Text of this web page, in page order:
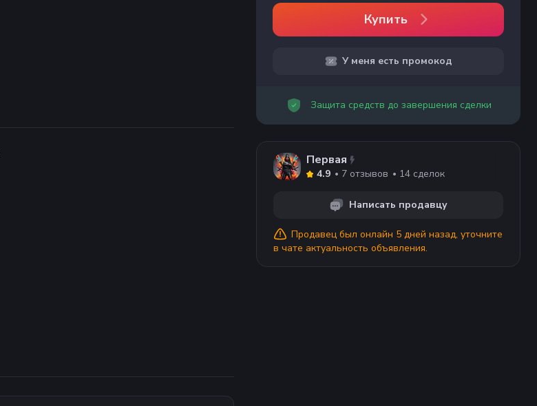
Купить
У меня есть промокод
Защита средств до завершения сделки
Первая
4.9 7 отзывов 14 сделок
Написать продавцу
Продавец был онлайн 5 дней назад, уточните
в чате актуальность объявления.